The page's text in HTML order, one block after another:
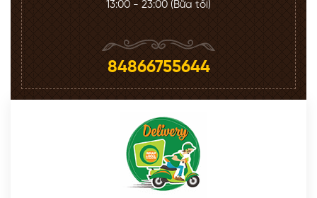
13:00 - 23:00 (Bữa tối)
84866755644